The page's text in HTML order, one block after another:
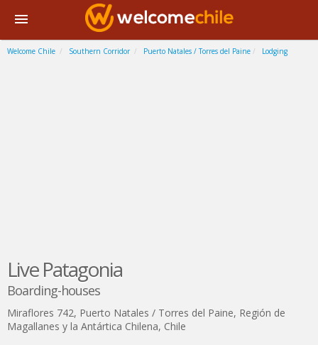
Welcome Chile Southern Corridor Puerto Natales / Torres del Paine Lodging
Live Patagonia
Boarding-houses
Miraflores 742, Puerto Natales / Torres del Paine, Región de
Magallanes y la Antártica Chilena, Chile